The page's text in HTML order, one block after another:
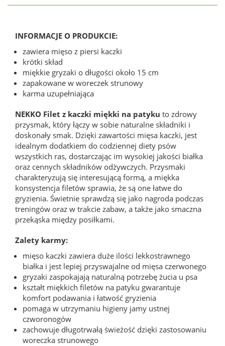
INFORMACJE O PRODUKCIE:
zawiera mięso z piersi kaczki
krótki skład
miękkie gryzaki o długości około 15 cm
zapakowane w woreczek strunowy
karma uzupełniająca
NEKKO Filet z kaczki miękki na patyku to zdrowy
przysmak, który łączy w sobie naturalne składniki i
doskonały smak. Dzięki zawartości mięsa kaczki, jest
idealnym dodatkiem do codziennej diety psów
wszystkich ras, dostarczając im wysokiej jakości białka
oraz cennych składników odżywczych. Przysmaki
charakteryzują się interesującą formą, a miękka
konsystencja filetów sprawia, że są one łatwe do
gryzienia. Świetnie sprawdzą się jako nagroda podczas
treningów oraz w trakcie zabaw, a także jako smaczna
przekąska między posiłkami.
Zalety karmy:
mięso kaczki zawiera duże ilości lekkostrawnego
białka i jest lepiej przyswajalne od mięsa czerwonego
gryzaki zaspokajają naturalną potrzebę żucia u psa
kształt miękkich filetów na patyku gwarantuje
komfort podawania i łatwość gryzienia
pomaga w utrzymaniu higieny jamy ustnej
czworonogów
zachowuje długotrwałą świeżość dzięki zastosowaniu
woreczka strunowego